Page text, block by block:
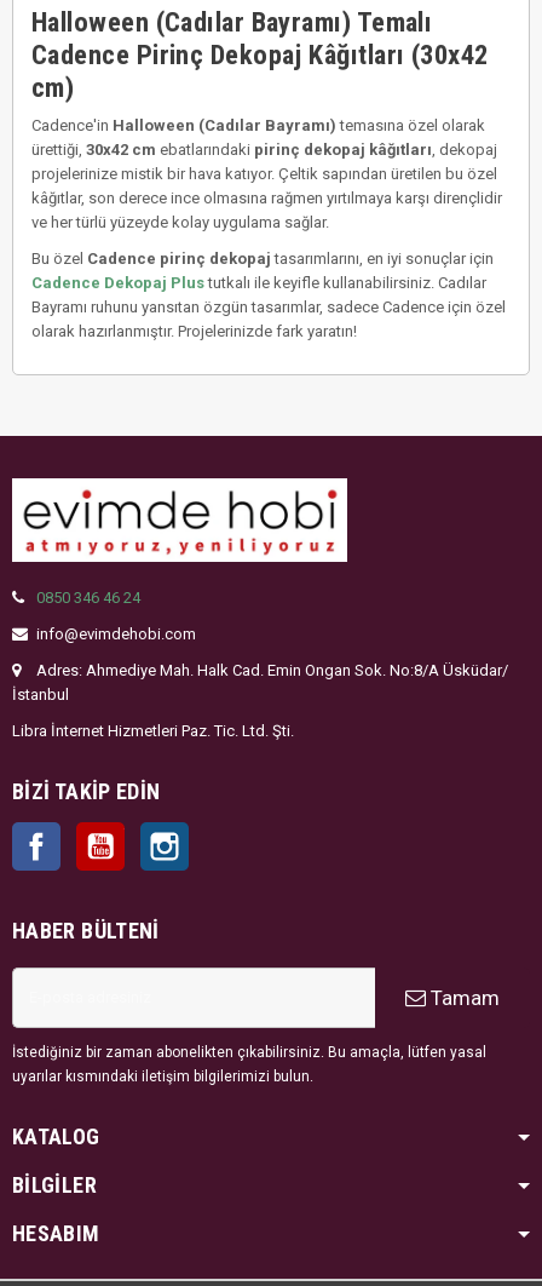
Halloween (Cadılar Bayramı) Temalı
Cadence Pirinç Dekopaj Kâğıtları (30x42
cm)
Cadence'in Halloween (Cadılar Bayramı) temasına özel olarak
ürettiği, 30x42 cm ebatlarındaki pirinç dekopaj kâğıtları , dekopaj
projelerinize mistik bir hava katıyor. Çeltik sapından üretilen bu özel
kâğıtlar, son derece ince olmasına rağmen yırtılmaya karşı dirençlidir
ve her türlü yüzeyde kolay uygulama sağlar.
Bu özel Cadence pirinç dekopaj tasarımlarını, en iyi sonuçlar için
Cadence Dekopaj Plustutkalı ile keyifle kullanabilirsiniz. Cadılar
Bayramı ruhunu yansıtan özgün tasarımlar, sadece Cadence için özel
olarak hazırlanmıştır. Projelerinizde fark yaratın!
0850 346 46 24
info@evimdehobi.com
Adres: Ahmediye Mah. Halk Cad. Emin Ongan Sok. No:8/A Üsküdar/
İstanbul
Libra İnternet Hizmetleri Paz. Tic. Ltd. Şti.
BIZI TAKIP EDIN
Facebook YouTube
HABER BÜLTENI
Tamam
İstediğiniz bir zaman abonelikten çıkabilirsiniz. Bu amaçla, lütfen yasal
uyarılar kısmındaki iletişim bilgilerimizi bulun.
KATALOG
BİLGİLER
HESABIM